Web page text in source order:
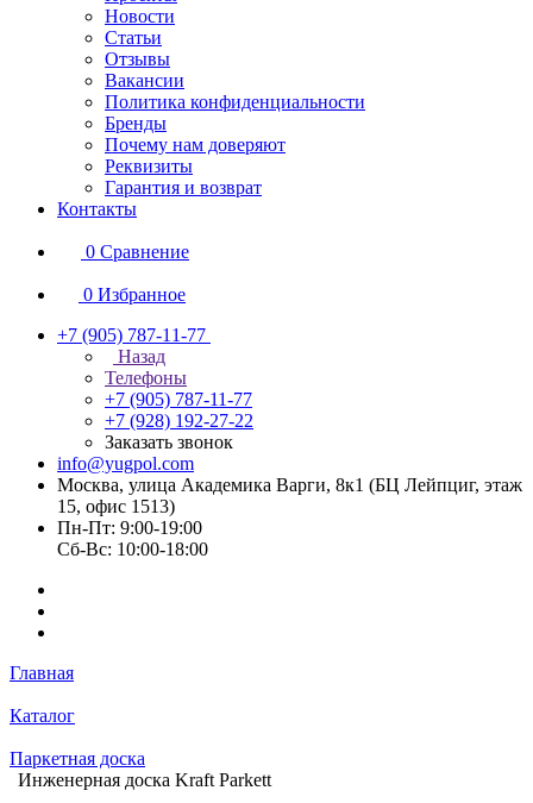
Новости
Статьи
Отзывы
Вакансии
Политика конфиденциальности
Бренды
Почему нам доверяют
Реквизиты
Гарантия и возврат
Контакты
0 Сравнение
0 Избранное
+7 (905) 787-11-77
Назад
Телефоны
+7 (905) 787-11-77
+7 (928) 192-27-22
Заказать звонок
info@yugpol.com
Москва, улица Академика Варги, 8к1 (БЦ Лейпциг, этаж
15, офис 1513)
Пн-Пт: 9:00-19:00
Cб-Вс: 10:00-18:00
Главная
Каталог
Паркетная доска
Инженерная доска Kraft Parkett